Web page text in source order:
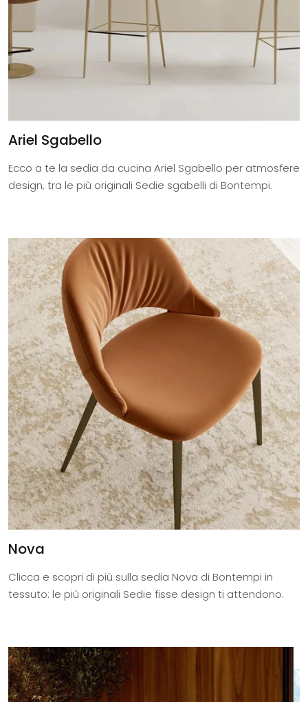
Ariel Sgabello
Ecco a te la sedia da cucina Ariel Sgabello per atmosfere
design, tra le più originali Sedie sgabelli di Bontempi.
Nova
Clicca e scopri di più sulla sedia Nova di Bontempi in
tessuto: le più originali Sedie fisse design ti attendono.